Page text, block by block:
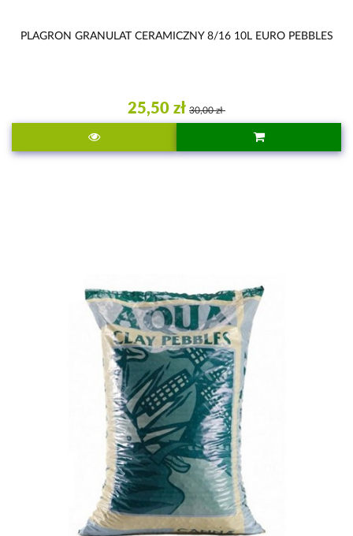
PLAGRON GRANULAT CERAMICZNY 8/16 10L EURO PEBBLES
25,50 zł 30,00 zł